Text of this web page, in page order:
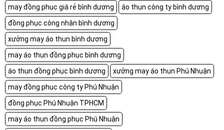
may đồng phục giá rẻ bình dương
áo thun công ty bình dương
đồng phục công nhân bình dương
xưởng may áo thun bình dương
may áo thun đồng phục bình dương
áo thun đồng phục bình dương
xưởng may áo thun Phú Nhuận
may đồng phục công ty Phú Nhuận
đồng phục Phú Nhuận TPHCM
may áo thun đồng phục Phú Nhuận